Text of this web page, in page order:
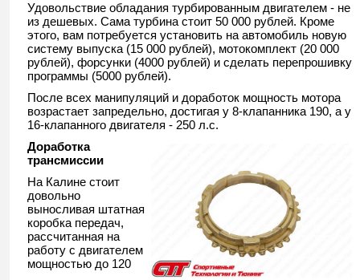
Удовольствие обладания турбированным двигателем - не
из дешевых. Сама турбина стоит 50 000 рублей. Кроме
этого, вам потребуется установить на автомобиль новую
систему выпуска (15 000 рублей), мотокомплект (20 000
рублей), форсунки (4000 рублей) и сделать перепрошивку
программы (5000 рублей).
После всех манипуляций и доработок мощность мотора
возрастает запредельно, достигая у 8-клапанника 190, а у
16-клапанного двигателя - 250 л.с.
Доработка
трансмиссии
На Калине стоит
довольно
выносливая штатная
коробка передач,
рассчитанная на
работу с двигателем
мощностью до 120